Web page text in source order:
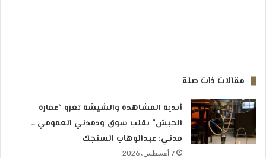
مقالات ذات صلة
أندية المشاهدة والشيشة تغزو “عمارة
الحبش” بقلب سوق ودمدني العمومي ــ
مدني: عبدالوهاب السنجك
7 أغسطس، 2026